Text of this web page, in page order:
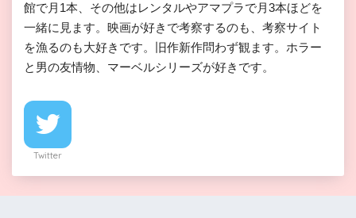
館で月1本、その他はレンタルやアマプラで月3本ほどを
一緒に見ます。映画が好きで考察するのも、考察サイト
を漁るのも大好きです。旧作新作問わず観ます。ホラー
と男の友情物、マーベルシリーズが好きです。
Twitter